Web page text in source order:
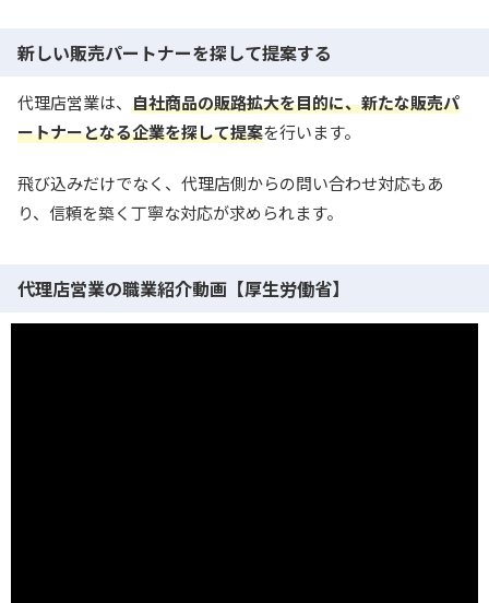
新しい販売パートナーを探して提案する
代理店営業は、 自社商品の販路拡大を目的に、新たな販売パ
ートナーとなる企業を探して提案を行います。
飛び込みだけでなく、代理店側からの問い合わせ対応もあ
り、信頼を築く丁寧な対応が求められます。
代理店営業の職業紹介動画【厚生労働省】